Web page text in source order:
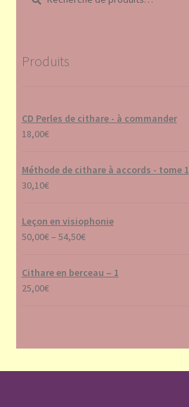
pour :
Produits
CD Perles de cithare - à commander
18,00€
Méthode de cithare à accords - tome 1
30,10€
Leçon en visiophonie
50,00€– 54,50€
Cithare en berceau – 1
25,00€